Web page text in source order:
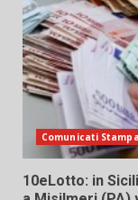
Comunicati Stampa
10eLotto: in